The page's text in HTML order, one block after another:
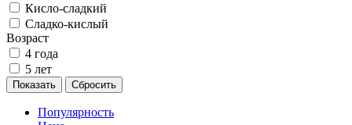
Кисло-сладкий
Сладко-кислый
Возраст
4 года
5 лет
Показать Сбросить
Популярность